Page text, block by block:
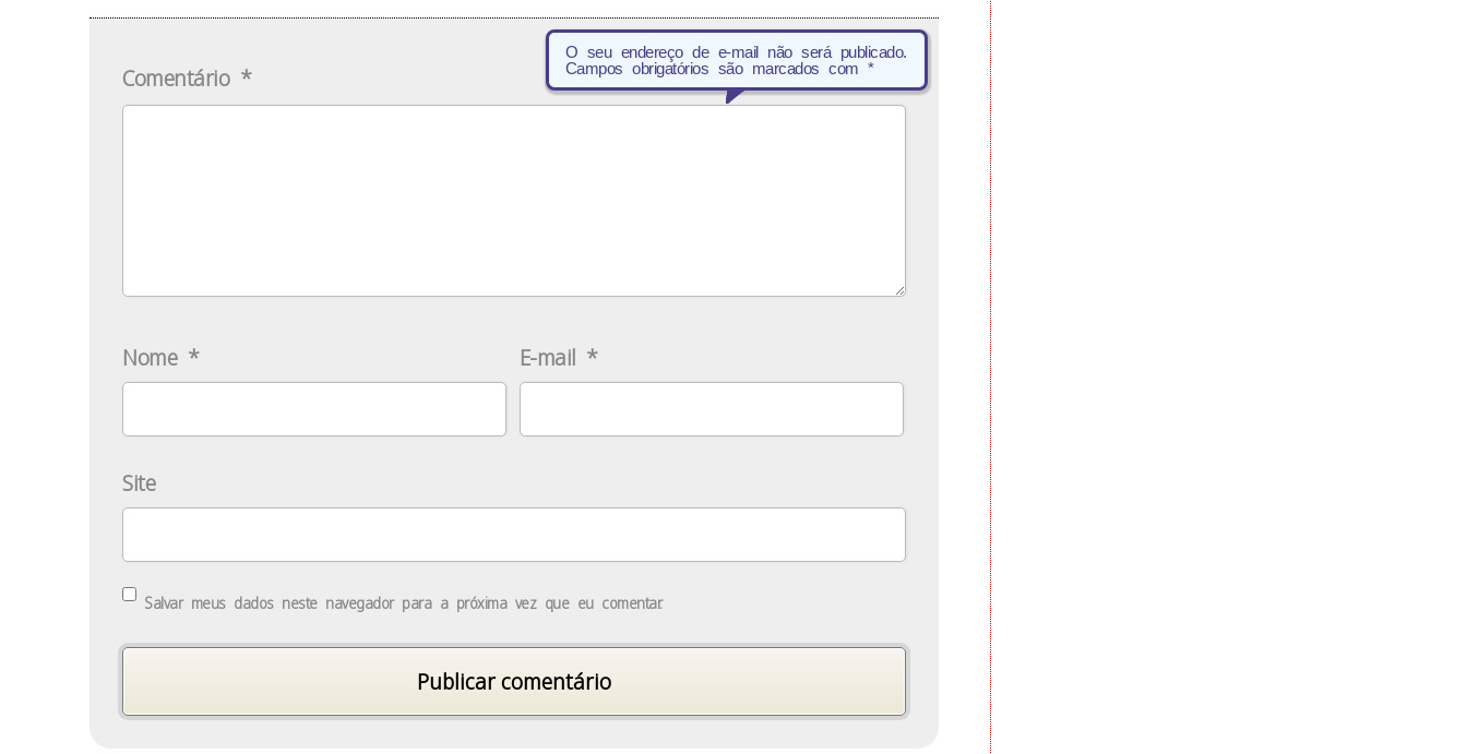
O seu endereço de e-mail não será publicado.
Campos obrigatórios são marcados com*
Comentário *
Nome * E-mail *
Site
Salvar meus dados neste navegador para a próxima vez que eu comentar.